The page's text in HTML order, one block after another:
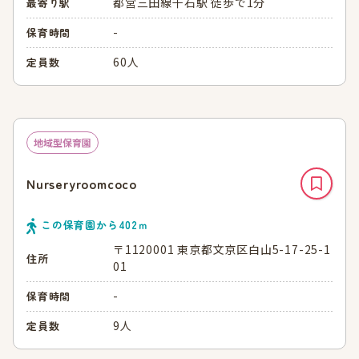
保育時間 -
定員数 60人
地域型保育園
Nurseryroomcoco
この保育園から 402ｍ
住所
〒1120001 東京都文京区白山5-17-25-1
01
保育時間 -
定員数 9人